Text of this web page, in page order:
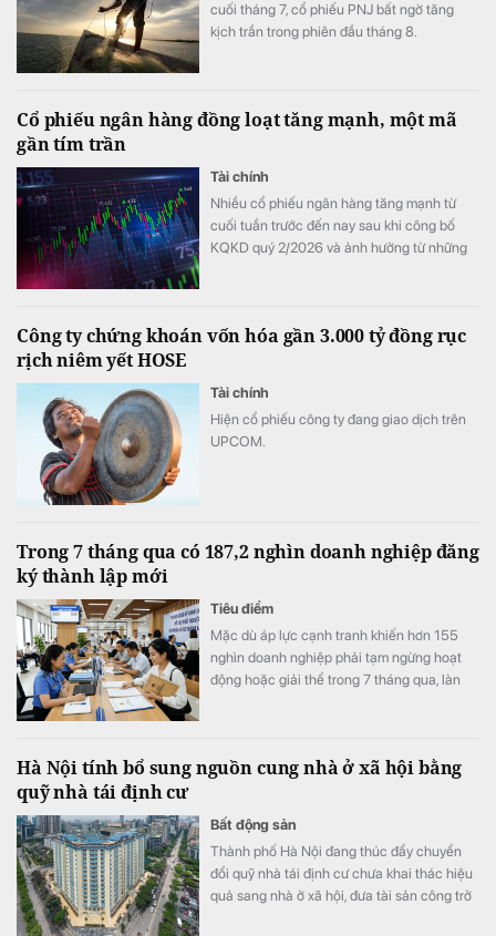
cuối tháng 7, cổ phiếu PNJ bất ngờ tăng
kịch trần trong phiên đầu tháng 8.
Cổ phiếu ngân hàng đồng loạt tăng mạnh, một mã
gần tím trần
Tài chính
Nhiều cổ phiếu ngân hàng tăng mạnh từ
cuối tuần trước đến nay sau khi công bố
KQKD quý 2/2026 và ảnh hưởng từ những
Công ty chứng khoán vốn hóa gần 3.000 tỷ đồng rục
rịch niêm yết HOSE
Tài chính
Hiện cổ phiếu công ty đang giao dịch trên
UPCOM.
Trong 7 tháng qua có 187,2 nghìn doanh nghiệp đăng
ký thành lập mới
Tiêu điểm
Mặc dù áp lực cạnh tranh khiến hơn 155
nghìn doanh nghiệp phải tạm ngừng hoạt
động hoặc giải thể trong 7 tháng qua, làn
với cùng kỳ năm trước.
Hà Nội tính bổ sung nguồn cung nhà ở xã hội bằng
quỹ nhà tái định cư
Bất động sản
Thành phố Hà Nội đang thúc đẩy chuyển
đổi quỹ nhà tái định cư chưa khai thác hiệu
quả sang nhà ở xã hội, đưa tài sản công trở